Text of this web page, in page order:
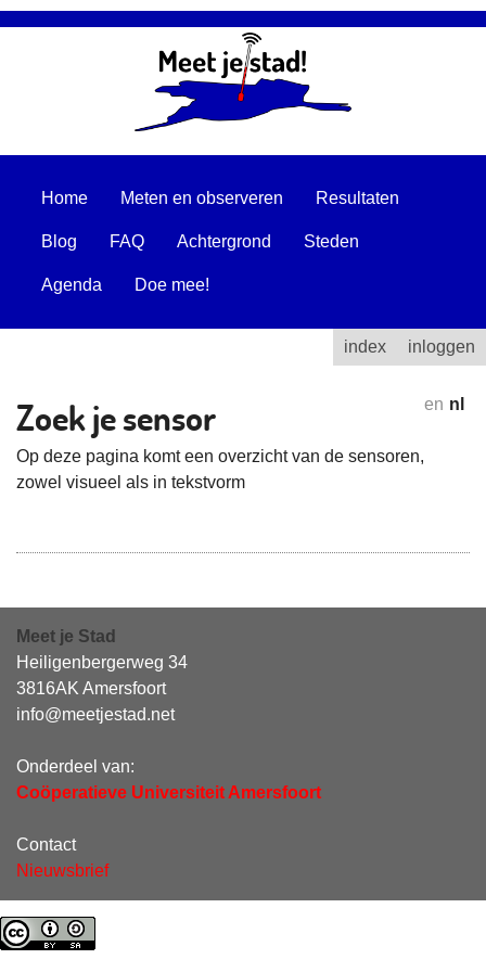
Home Meten en observeren Resultaten
Blog FAQ Achtergrond Steden
Agenda Doe mee!
index inloggen
Zoek je sensor en nl
Op deze pagina komt een overzicht van de sensoren,
zowel visueel als in tekstvorm
Meet je Stad
Heiligenbergerweg 34
3816AK Amersfoort
info@meetjestad.net
Onderdeel van:
Coöperatieve Universiteit Amersfoort
Contact
Nieuwsbrief